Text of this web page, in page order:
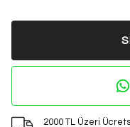
2000 TL Üzeri